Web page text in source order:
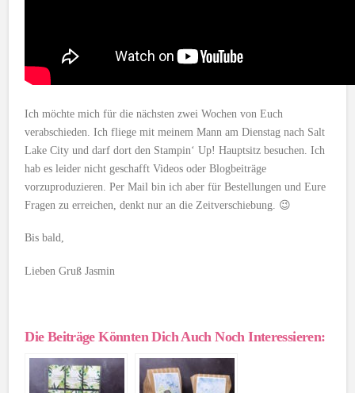
Ich möchte mich für die nächsten zwei Wochen von Euch
verabschieden. Ich fliege mit meinem Mann am Dienstag nach Salt
Lake City und darf dort den Stampin‘ Up! Hauptsitz besuchen. Ich
hab es leider nicht geschafft Videos oder Blogbeiträge
vorzuproduzieren. Per Mail bin ich aber für Bestellungen und Eure
Fragen zu erreichen, denkt nur an die Zeitverschiebung. 😉
Bis bald,
Lieben Gruß Jasmin
Die Beiträge Könnten Dich Auch Noch Interessieren: